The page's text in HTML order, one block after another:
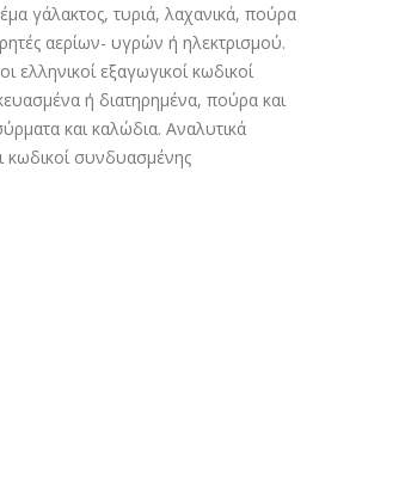
γάλακτος, τυριά, λαχανικά, πούρα
αερίων- υγρών ή ηλεκτρισµού.
εξαγωγικοί κωδικοί
ή διατηρηµένα, πούρα και
και καλώδια. Αναλυτικά
κωδικοί συνδυασµένης